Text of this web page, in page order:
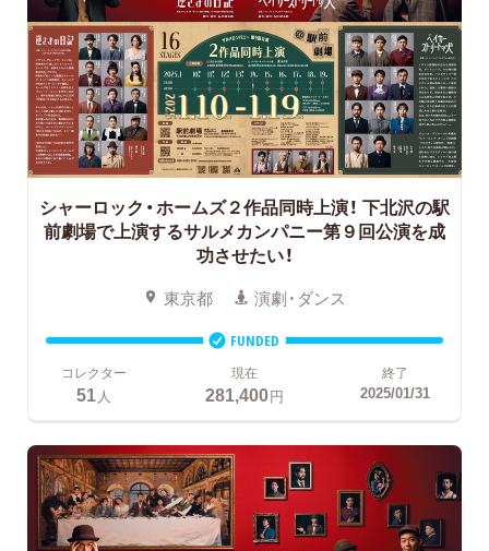
シャーロック・ホームズ２作品同時上演！ 下北沢の駅
前劇場で上演するサルメカンパニー第９回公演を成
功させたい！
東京都 演劇・ダンス
FUNDED
コレクター
51人
現在
281,400円
終了
2025/01/31